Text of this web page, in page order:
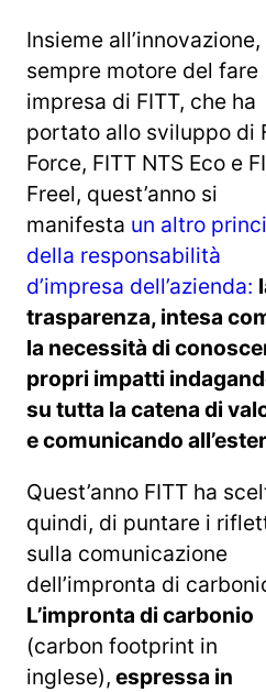
Insieme all’innovazione,
sempre motore del fare
impresa di FITT, che ha
portato allo sviluppo di
Force, FITT NTS Eco e
Freel, quest’anno si
manifesta un altro
della responsabilità
d’impresa dell’azienda:
trasparenza, intesa
la necessità di
propri impatti
su tutta la catena di
e comunicando
Quest’anno FITT ha
quindi, di puntare i
sulla comunicazione
dell’impronta di
L’impronta di carbonio
(carbon footprint in
inglese), espressa in